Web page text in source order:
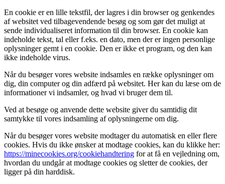
En cookie er en lille tekstfil, der lagres i din browser og genkendes
af websitet ved tilbagevendende besøg og som gør det muligt at
sende individualiseret information til din browser. En cookie kan
indeholde tekst, tal eller f.eks. en dato, men der er ingen personlige
oplysninger gemt i en cookie. Den er ikke et program, og den kan
ikke indeholde virus.
Når du besøger vores website indsamles en række oplysninger om
dig, din computer og din adfærd på websitet. Her kan du læse om de
informationer vi indsamler, og hvad vi bruger dem til.
Ved at besøge og anvende dette website giver du samtidig dit
samtykke til vores indsamling af oplysningerne om dig.
Når du besøger vores website modtager du automatisk en eller flere
cookies. Hvis du ikke ønsker at modtage cookies, kan du klikke her:
https://minecookies.org/cookiehandtering for at få en vejledning om,
hvordan du undgår at modtage cookies og sletter de cookies, der
ligger på din harddisk.